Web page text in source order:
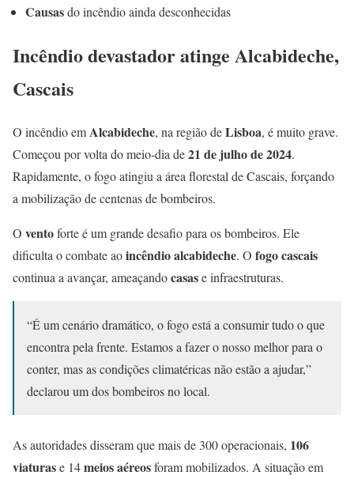
Causasdo incêndio ainda desconhecidas
Incêndio devastador atinge Alcabideche,
Cascais
O incêndio emAlcabideche, na região deLisboa, é muito grave.
Começou por volta do meio-dia de21 de julho de 2024.
Rapidamente, o fogo atingiu a área florestal de Cascais, forçando
a mobilização de centenas de bombeiros.
O ventoforte é um grande desafio para os bombeiros. Ele
dificulta o combate aoincêndio alcabideche. O fogo cascais
continua a avançar, ameaçandocasase infraestruturas.
“É um cenário dramático, o fogo está a consumir tudo o que
encontra pela frente. Estamos a fazer o nosso melhor para o
conter, mas as condições climatéricas não estão a ajudar,”
declarou um dos bombeiros no local.
As autoridades disseram que mais de 300 operacionais, 106
viaturase 14meios aéreosforam mobilizados. A situação em